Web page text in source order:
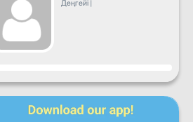
Деңгейі |
Прогресс